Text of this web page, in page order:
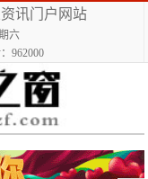
讯门户网站
六
962000